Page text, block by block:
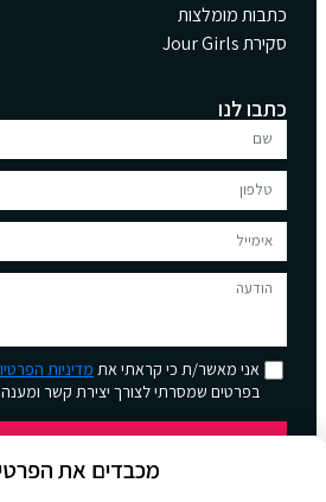
כתבות מומלצות
סקירת Jour Girls
כתבו לנו
אני מאשר/ת כי קראתי את מדיניות
בפרטים שמסרתי לצורך יצירת קשר ומענה
מכבדים את